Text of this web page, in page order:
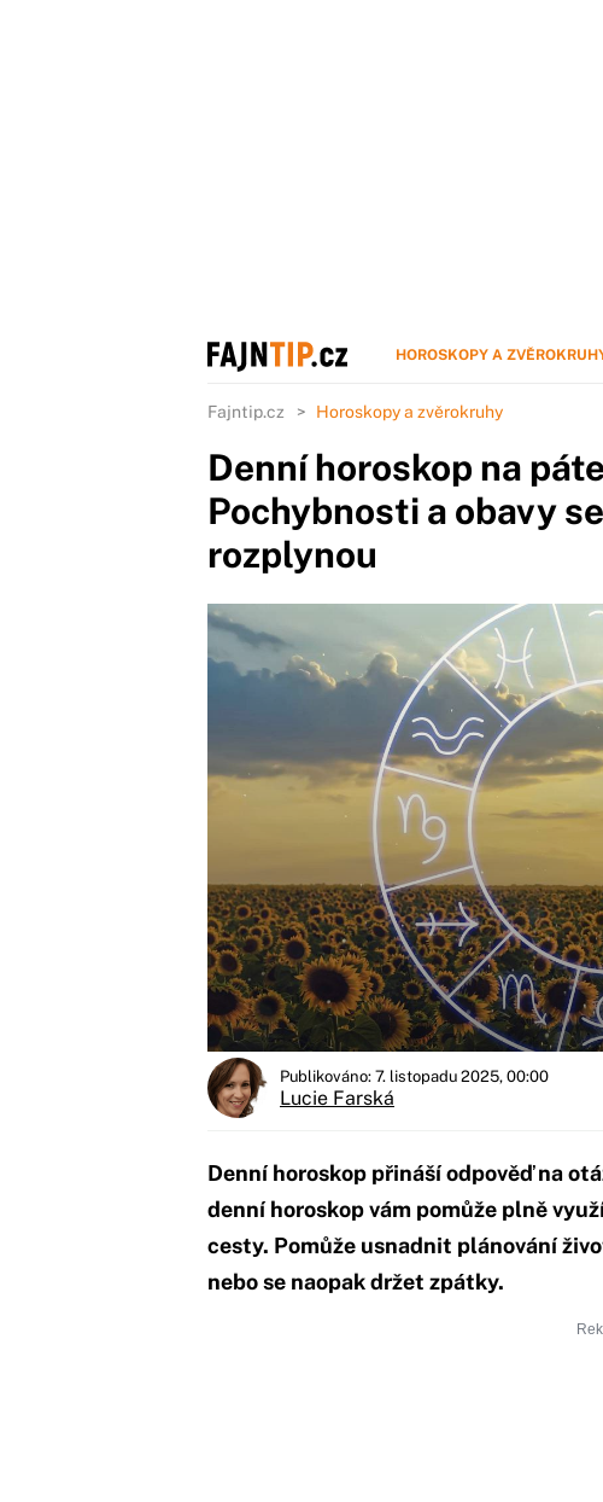
HOROSKOPY A
Fajntip.cz Horoskopy a zvěrokruhy
Denní horoskop na
Pochybnosti a obavy
rozplynou
Publikováno: 7. listopadu 2025, 00:00
Lucie Farská
Denní horoskop přináší odpověď na
denní horoskop vám pomůže plně
cesty. Pomůže usnadnit plánování
nebo se naopak držet zpátky.